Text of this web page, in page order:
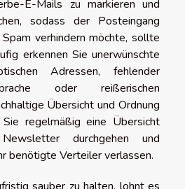
E-Mails zu markieren und
sodass der Posteingang
verhindern möchte, sollte
erkennen Sie unerwünschte
Adressen, fehlender
oder reißerischen
Übersicht und Ordnung
regelmäßig eine Übersicht
durchgehen und
benötigte Verteiler verlassen.
sauber zu halten, lohnt es